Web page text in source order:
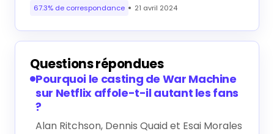
67.3% de correspondance 21 avril 2024
Questions répondues
Pourquoi le casting de War Machine
sur Netflix affole-t-il autant les fans
?
Alan Ritchson, Dennis Quaid et Esai Morales